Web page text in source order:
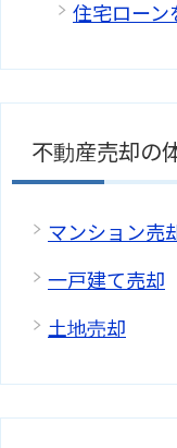
住宅ローン
不動産売却の
マンション売
一戸建て売却
土地売却